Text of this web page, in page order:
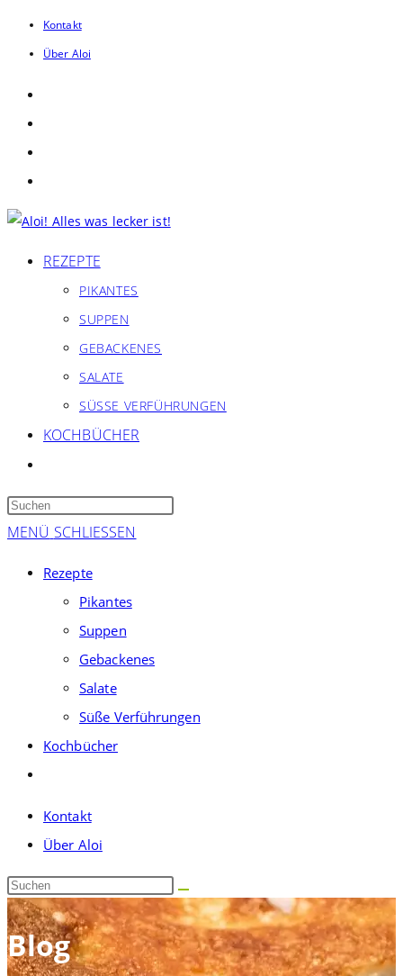
Zum
Kontakt
Über Aloi
REZEPTE
PIKANTES
SUPPEN
GEBACKENES
SALATE
SÜSSE VERFÜHRUNGEN
KOCHBÜCHER
SUCHE
UMSCHALTEN
Press
MENÜ SCHLIESSEN
Rezepte
Pikantes
Suppen
Gebackenes
Salate
Süße Verführungen
Kochbücher
umschalten
Kontakt
Über Aloi
Diese
Website
durchsuchen
Blog